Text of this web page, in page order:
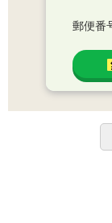
郵便番